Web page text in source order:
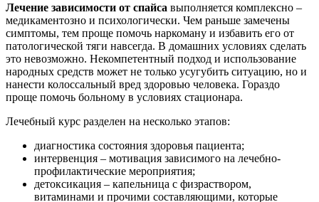
Лечение зависимости от спайса выполняется комплексно –
медикаментозно и психологически. Чем раньше замечены
симптомы, тем проще помочь наркоману и избавить его от
патологической тяги навсегда. В домашних условиях сделать
это невозможно. Некомпетентный подход и использование
народных средств может не только усугубить ситуацию, но и
нанести колоссальный вред здоровью человека. Гораздо
проще помочь больному в условиях стационара.
Лечебный курс разделен на несколько этапов:
диагностика состояния здоровья пациента;
интервенция – мотивация зависимого на лечебно-
профилактические мероприятия;
детоксикация – капельница с физраствором,
витаминами и прочими составляющими, которые